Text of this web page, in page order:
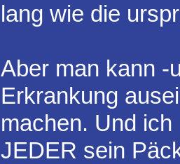
lang wie die
Aber man kann -
Erkrankung
machen. Und
JEDER sein